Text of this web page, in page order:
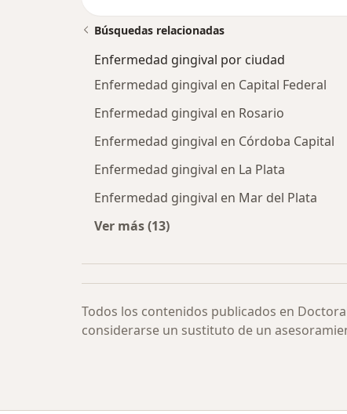
Búsquedas relacionadas
Enfermedad gingival por ciudad
Enfermedad gingival en Capital Federal
Enfermedad gingival en Rosario
Enfermedad gingival en Córdoba Capital
Enfermedad gingival en La Plata
Enfermedad gingival en Mar del Plata
Ver más (13)
Todos los contenidos publicados en
considerarse un sustituto de un